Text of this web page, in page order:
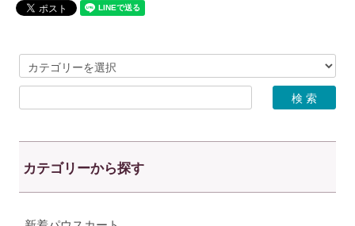
カテゴリーから探す